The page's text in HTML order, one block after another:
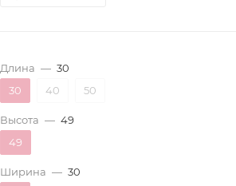
Длина — 30
30
40 50
Высота — 49
49
Ширина — 30